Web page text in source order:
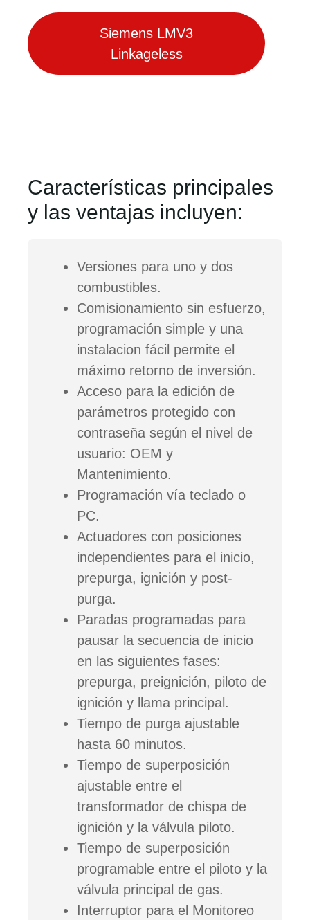
Siemens LMV3
Linkageless
Características principales
y las ventajas incluyen:
Versiones para uno y dos
combustibles.
Comisionamiento sin esfuerzo,
programación simple y una
instalacion fácil permite el
máximo retorno de inversión.
Acceso para la edición de
parámetros protegido con
contraseña según el nivel de
usuario: OEM y
Mantenimiento.
Programación vía teclado o
PC.
Actuadores con posiciones
independientes para el inicio,
prepurga, ignición y post-
purga.
Paradas programadas para
pausar la secuencia de inicio
en las siguientes fases:
prepurga, preignición, piloto de
ignición y llama principal.
Tiempo de purga ajustable
hasta 60 minutos.
Tiempo de superposición
ajustable entre el
transformador de chispa de
ignición y la válvula piloto.
Tiempo de superposición
programable entre el piloto y la
válvula principal de gas.
Interruptor para el Monitoreo